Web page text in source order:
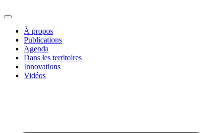
À propos
Publications
Agenda
Dans les territoires
Innovations
Vidéos